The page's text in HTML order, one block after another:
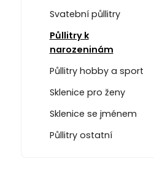
Svatební půllitry
Půllitry k
narozeninám
Půllitry hobby a sport
Sklenice pro ženy
Sklenice se jménem
Půllitry ostatní